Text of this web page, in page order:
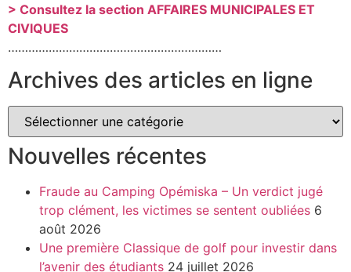
> Consultez la section AFFAIRES MUNICIPALES ET
CIVIQUES
………………………………………………………
Archives des articles en ligne
Nouvelles récentes
Fraude au Camping Opémiska – Un verdict jugé
trop clément, les victimes se sentent oubliées 6
août 2026
Une première Classique de golf pour investir dans
l’avenir des étudiants 24 juillet 2026